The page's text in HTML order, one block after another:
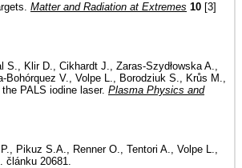
Matter and Radiation at Extremes 10 [3]
Klir D., Cikhardt J., Zaras-Szydłowska A.,
V., Volpe L., Borodziuk S., Krůs M.,
PALS iodine laser. Plasma Physics and
Pikuz S.A., Renner O., Tentori A., Volpe L.,
článku 20681.